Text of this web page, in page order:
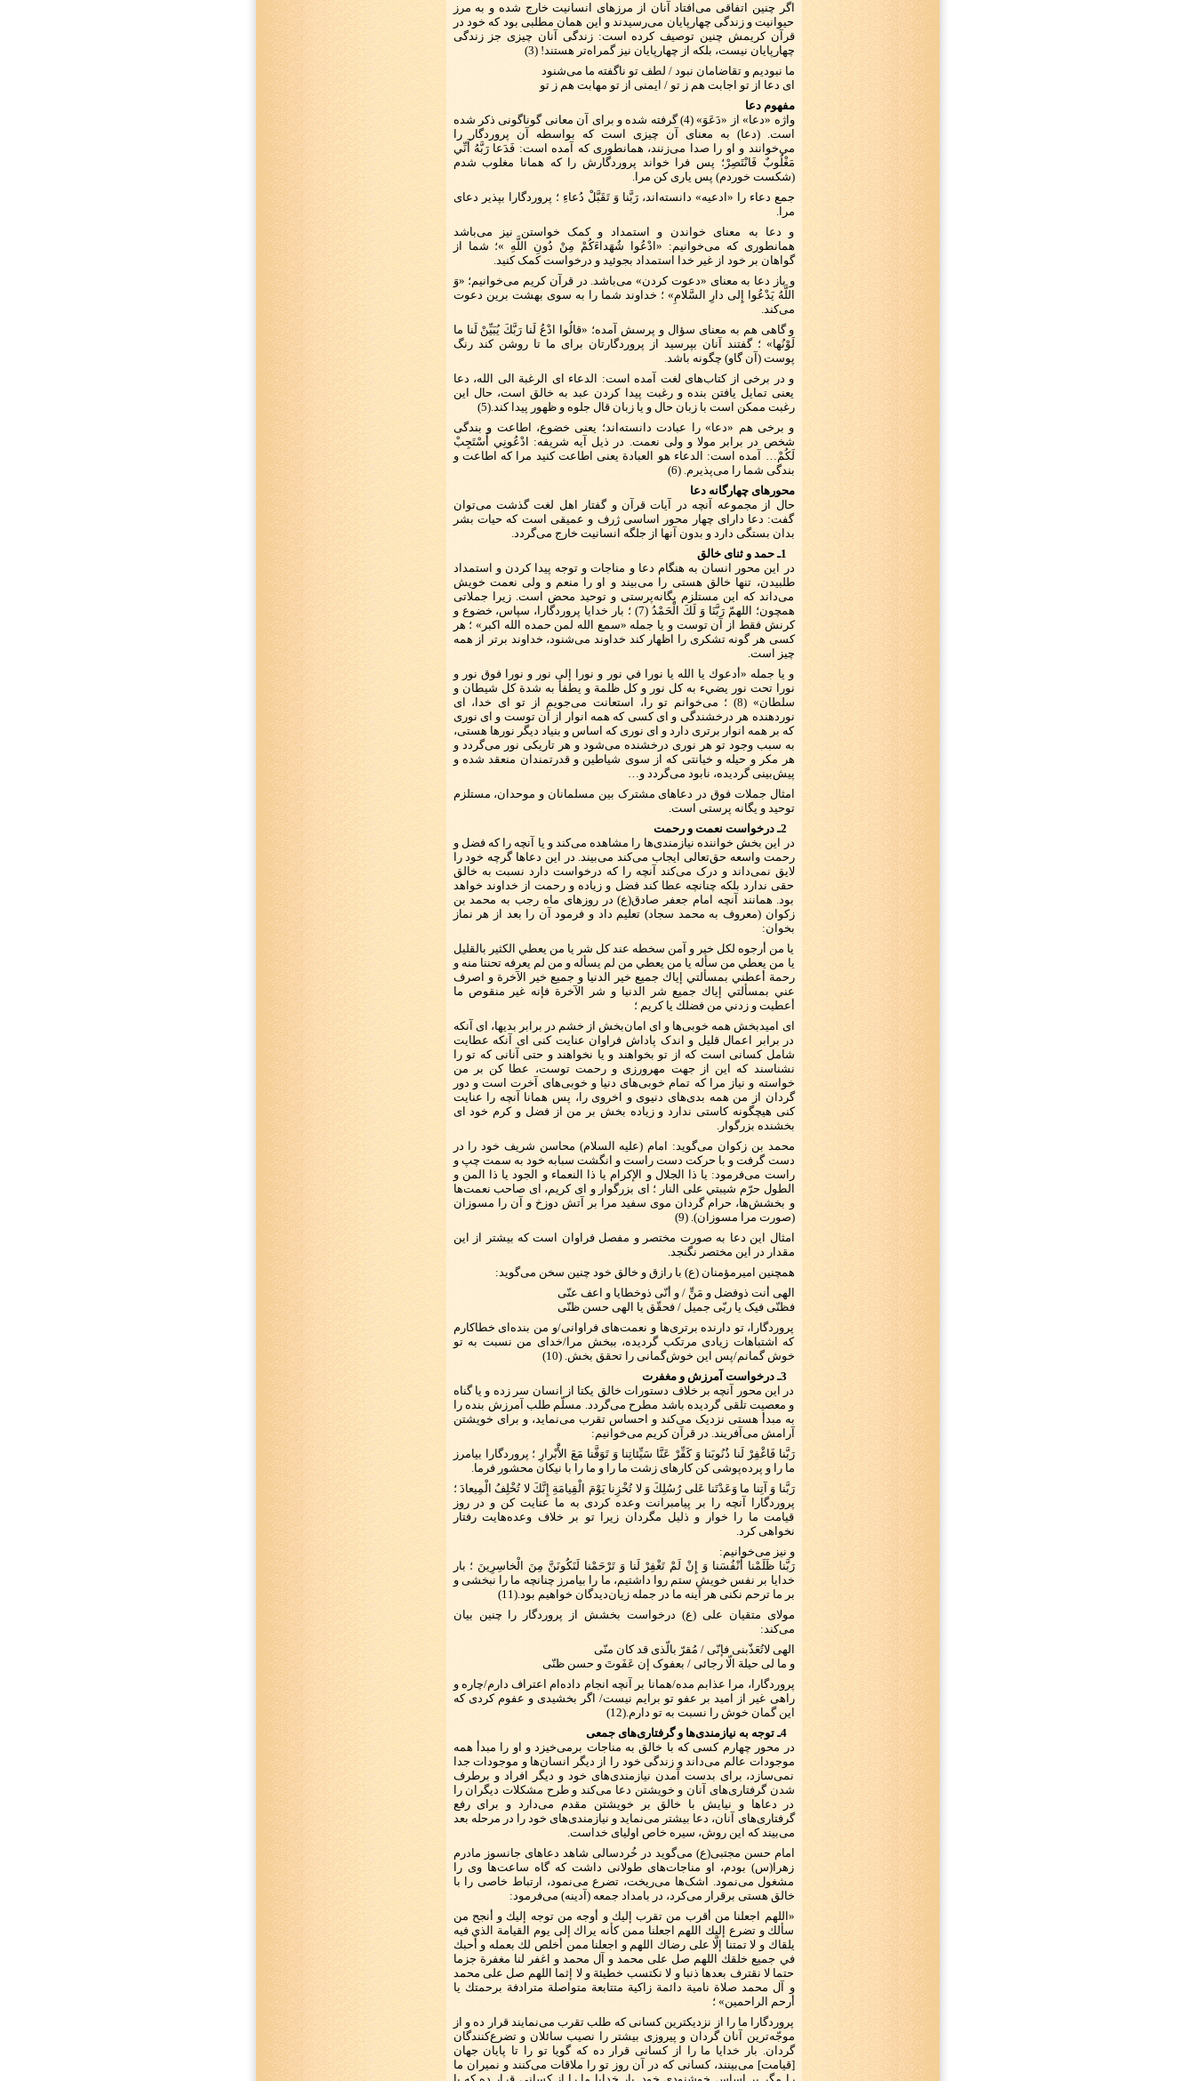
اگر چنین اتفاقی می‌افتاد آنان از مرزهای انسانیت خارج شده و به مرز
حیوانیت و زندگی چهارپایان می‌رسیدند و این همان مطلبی بود که خود در
قرآن کریمش چنین توصیف کرده است: زندگی آنان چیزی جز زندگی
چهارپایان نیست، بلکه از چهارپایان نیز گمراه‌تر هستند! (3)
ما نبودیم و تقاضامان نبود / لطف تو ناگفته ما می‌شنود
ای دعا از تو اجابت هم ز تو / ایمنی از تو مهابت هم ز تو
مفهوم دعا
واژه «دعا» از «دَعَوَ» (4) گرفته شده و برای آن معانی گوناگونی ذکر شده
است. (دعا) به معنای آن چیزی است که بواسطه آن پروردگار را
می‌خوانند و او را صدا می‌زنند، همانطوری که آمده است: فَدَعا رَبَّهُ أَنِّي
مَغْلُوبٌ فَانْتَصِرْ؛ پس فرا خواند پروردگارش را که همانا مغلوب شدم
(شکست خوردم) پس یاری کن مرا.
جمع دعاء را «ادعیه» دانسته‌اند، رَبَّنا وَ تَقَبَّلْ دُعاءِ ؛ پروردگارا بپذیر دعای
مرا.
و دعا به معنای خواندن و استمداد و کمک خواستن نیز می‌باشد
همانطوری که می‌خوانیم: «ادْعُوا شُهَداءَكُمْ مِنْ دُونِ اللَّهِ »؛ شما از
گواهان بر خود از غیر خدا استمداد بجوئید و درخواست کمک کنید.
و باز دعا به معنای «دعوت کردن» می‌باشد. در قرآن کریم می‌خوانیم؛ «وَ
اللَّهُ يَدْعُوا إِلى دارِ السَّلامِ» ؛ خداوند شما را به سوی بهشت برین دعوت
می‌کند.
و گاهی هم به معنای سؤال و پرسش آمده؛ «قالُوا ادْعُ لَنا رَبَّكَ يُبَيِّنْ لَنا ما
لَوْنُها» ؛ گفتند آنان بپرسید از پروردگارتان برای ما تا روشن کند رنگ
پوست (آن گاو) چگونه باشد.
و در برخی از کتاب‌های لغت آمده است: الدعاء ای الرغبة الی الله، دعا
یعنی تمایل یافتن بنده و رغبت پیدا کردن عبد به خالق است، حال این
رغبت ممکن است با زبان حال و یا زبان قال جلوه و ظهور پیدا کند.(5)
و برخی هم «دعا» را عبادت دانسته‌اند؛ یعنی خضوع، اطاعت و بندگی
شخص در برابر مولا و ولی نعمت. در ذیل آیه شریفه: ادْعُونِي أَسْتَجِبْ
لَكُمْ… آمده است: الدعاء هو العبادة یعنی اطاعت کنید مرا که اطاعت و
بندگی شما را می‌پذیرم. (6)
محورهای چهارگانه دعا
حال از مجموعه آنچه در آیات قرآن و گفتار اهل لغت گذشت می‌توان
گفت: دعا دارای چهار محور اساسی ژرف و عمیقی است که حیات بشر
بدان بستگی دارد و بدون آنها از جلگه انسانیت خارج می‌گردد.
در این محور انسان به هنگام دعا و مناجات و توجه پیدا کردن و استمداد
طلبیدن، تنها خالق هستی را می‌بیند و او را منعم و ولی نعمت خویش
می‌داند که این مستلزم یگانه‌پرستی و توحید محض است. زیرا جملاتی
همچون؛ اللهمّ رَبَّنَا وَ لَكَ الْحَمْدُ (7) ؛ بار خدایا پروردگارا، سپاس، خضوع و
کرنش فقط از آن توست و یا جمله «سمع الله لمن حمده الله اکبر» ؛ هر
کسی هر گونه تشکری را اظهار کند خداوند می‌شنود، خداوند برتر از همه
چیز است.
و یا جمله «أدعوك يا الله يا نورا في نور و نورا إلى نور و نورا فوق نور و
نورا تحت نور يضي‏ء به كل نور و كل ظلمة و يطفأ به شدة كل شيطان و
سلطان» (8) ؛ می‌خوانم تو را، استعانت می‌جویم از تو ای خدا، ای
نوردهنده هر درخشندگی و ای کسی که همه انوار از آن توست و ای نوری
که بر همه انوار برتری دارد و ای نوری که اساس و بنیاد دیگر نورها هستی،
به سبب وجود تو هر نوری درخشنده می‌شود و هر تاریکی نور می‌گردد و
هر مکر و حیله و خیانتی که از سوی شیاطین و قدرتمندان منعقد شده و
پیش‌بینی گردیده، نابود می‌گردد و…
امثال جملات فوق در دعاهای مشترک بین مسلمانان و موحدان، مستلزم
توحید و یگانه پرستی است.
در این بخش خواننده نیازمندی‌ها را مشاهده می‌کند و یا آنچه را که فضل و
رحمت واسعه حق‌تعالی ایجاب می‌کند می‌بیند. در این دعاها گرچه خود را
لایق نمی‌داند و درک می‌کند آنچه را که درخواست دارد نسبت به خالق
حقی ندارد بلکه چنانچه عطا کند فضل و زیاده و رحمت از خداوند خواهد
بود. همانند آنچه امام جعفر صادق(ع) در روزهای ماه رجب به محمد بن
زکوان (معروف به محمد سجاد) تعلیم داد و فرمود آن را بعد از هر نماز
بخوان:
يا من أرجوه لكل خير و آمن سخطه عند كل شر يا من يعطي الكثير بالقليل
يا من يعطي من سأله يا من يعطي من لم يسأله و من لم يعرفه تحننا منه و
رحمة أعطني بمسألتي إياك جميع خير الدنيا و جميع خير الآخرة و اصرف
عني بمسألتي إياك جميع شر الدنيا و شر الآخرة فإنه غير منقوص ما
أعطيت و زدني من فضلك يا كريم ؛
ای امیدبخش همه خوبی‌ها و ای امان‌بخش از خشم در برابر بدیها، ای آنکه
در برابر اعمال قلیل و اندک پاداش فراوان عنایت کنی ای آنکه عطایت
شامل کسانی است که از تو بخواهند و یا نخواهند و حتی آنانی که تو را
نشناسند که این از جهت مهرورزی و رحمت توست، عطا کن بر من
خواسته و نیاز مرا که تمام خوبی‌های دنیا و خوبی‌های آخرت است و دور
گردان از من همه بدی‌های دنیوی و اخروی را، پس همانا آنچه را عنایت
کنی هیچگونه کاستی ندارد و زیاده بخش بر من از فضل و کرم خود ای
بخشنده بزرگوار.
محمد بن زکوان می‌گوید: امام (علیه السلام) محاسن شریف خود را در
دست گرفت و با حرکت دست راست و انگشت سبابه خود به سمت چپ و
راست می‌فرمود: يا ذا الجلال و الإكرام يا ذا النعماء و الجود يا ذا المن و
الطول حرّم شيبتي على النار ؛ ای بزرگوار و ای کریم، ای صاحب نعمت‌ها
و بخشش‌ها، حرام گردان موی سفید مرا بر آتش دوزخ و آن را مسوزان
(صورت مرا مسوزان). (9)
امثال این دعا به صورت مختصر و مفصل فراوان است که بیشتر از این
مقدار در این مختصر نگنجد.
همچنین امیرمؤمنان (ع) با رازق و خالق خود چنین سخن می‌گوید:
الهی أنت ذوفضل و مَنٍّ / و أنّی ذوخطایا و اعف عنّی
فظنّی فیک یا ربّی جمیل / فحقّق یا الهی حسن ظنّی
پروردگارا، تو دارنده برتری‌ها و نعمت‌های فراوانی/و من بنده‌ای خطاکارم
که اشتباهات زیادی مرتکب گردیده، ببخش مرا/خدای من نسبت به تو
خوش گمانم/پس این خوش‌گمانی را تحقق بخش. (10)
در این محور آنچه بر خلاف دستورات خالق یکتا از انسان سر زده و یا گناه
و معصیت تلقی گردیده باشد مطرح می‌گردد. مسلّم طلب آمرزش بنده را
به مبدأ هستی نزدیک می‌کند و احساس تقرب می‌نماید، و برای خویشتن
آرامش می‌آفریند. در قرآن کریم می‌خوانیم:
رَبَّنا فَاغْفِرْ لَنا ذُنُوبَنا وَ كَفِّرْ عَنَّا سَيِّئاتِنا وَ تَوَفَّنا مَعَ الأَْبْرارِ ؛ پروردگارا بیامرز
ما را و پرده‌پوشی کن کارهای زشت ما را و ما را با نیکان محشور فرما.
رَبَّنا وَ آتِنا ما وَعَدْتَنا عَلى رُسُلِكَ وَ لا تُخْزِنا يَوْمَ الْقِيامَةِ إِنَّكَ لا تُخْلِفُ الْمِيعادَ ؛
پروردگارا آنچه را بر پیامبرانت وعده کردی به ما عنایت کن و در روز
قیامت ما را خوار و ذلیل مگردان زیرا تو بر خلاف وعده‌هایت رفتار
نخواهی کرد.
و نیز می‌خوانیم:
رَبَّنا ظَلَمْنا أَنْفُسَنا وَ إِنْ لَمْ تَغْفِرْ لَنا وَ تَرْحَمْنا لَنَكُونَنَّ مِنَ الْخاسِرِينَ ؛ بار
خدایا بر نفس خویش ستم روا داشتیم، ما را بیامرز چنانچه ما را نبخشی و
بر ما ترحم نکنی هر آینه ما در جمله زیان‌دیدگان خواهیم بود.(11)
مولای متقیان علی (ع) درخواست بخشش از پروردگار را چنین بیان
می‌کند:
الهی لاتُعَذّبنی فإنّی / مُقرّ بالّذی قد کان منّی
و ما لی حیلة الّا رجائی / بعفوک إن عَفَوتَ و حسن ظنّی
پروردگارا، مرا عذابم مده/همانا بر آنچه انجام داده‌ام اعتراف دارم/چاره و
راهی غیر از امید بر عفو تو برایم نیست/ اگر بخشیدی و عفوم کردی که
این گمان خوش را نسبت به تو دارم.(12)
4ـ توجه به نیازمندی‌ها و گرفتاری‌های جمعی
در محور چهارم کسی که با خالق به مناجات برمی‌خیزد و او را مبدأ همه
موجودات عالم می‌داند و زندگی خود را از دیگر انسان‌ها و موجودات جدا
نمی‌سازد، برای بدست آمدن نیازمندی‌های خود و دیگر افراد و برطرف
شدن گرفتاری‌های آنان و خویشتن دعا می‌کند و طرح مشکلات دیگران را
در دعاها و نیایش با خالق بر خویشتن مقدم می‌دارد و برای رفع
گرفتاری‌های آنان، دعا بیشتر می‌نماید و نیازمندی‌های خود را در مرحله بعد
می‌بیند که این روش، سیره خاص اولیای خداست.
امام حسن مجتبی(ع) می‌گوید در خُردسالی شاهد دعاهای جانسوز مادرم
زهرا(س) بودم، او مناجات‌های طولانی داشت که گاه ساعت‌ها وی را
مشغول می‌نمود. اشک‌ها می‌ریخت، تضرع می‌نمود، ارتباط خاصی را با
خالق هستی برقرار می‌کرد، در بامداد جمعه (آدینه) می‌فرمود:
«اللهم اجعلنا من أقرب من تقرب إليك و أوجه من توجه إليك و أنجح من
سألك و تضرع إليك اللهم اجعلنا ممن كأنه يراك إلى يوم القيامة الذي فيه
يلقاك و لا تمتنا إلّا على رضاك اللهم و اجعلنا ممن أخلص لك بعمله و أحبك
في جميع خلقك اللهم صل على محمد و آل محمد و اغفر لنا مغفرة جزما
حتما لا نقترف بعدها ذنبا و لا نكتسب خطيئة و لا إثما اللهم صل على محمد
و آل محمد صلاة نامية دائمة زاكية متتابعة متواصلة مترادفة برحمتك يا
أرحم الراحمين» ؛
پروردگارا ما را از نزدیکترین کسانی که طلب تقرب می‌نمایند قرار ده و از
موجّه‌ترین آنان گردان و پیروزی بیشتر را نصیب سائلان و تضرع‌کنندگان
گردان. بار خدایا ما را از کسانی قرار ده که گویا تو را تا پایان جهان
[قیامت] می‌بینند، کسانی که در آن روز تو را ملاقات می‌کنند و نمیران ما